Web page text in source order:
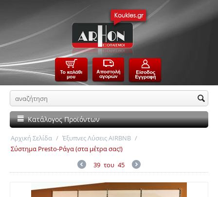
Κατάλογος Προϊόντων
Αρχική Σελίδα / Έξυπνες Λύσεις AIRBNB /
Σύστημα Presto-Ράγα (στα μέτρα σας!)
39 του 45